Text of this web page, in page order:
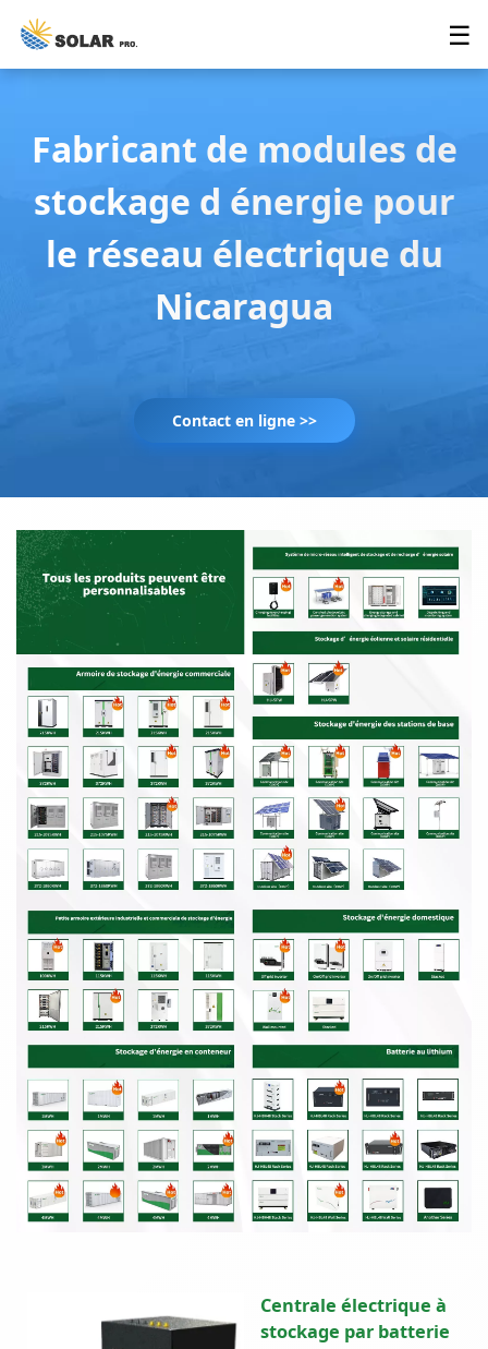
☰
Fabricant de modules de
stockage d énergie pour
le réseau électrique du
Nicaragua
Contact en ligne >>
Centrale électrique à
stockage par batterie